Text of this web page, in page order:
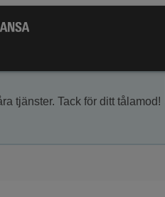
tjänster. Tack för ditt tålamod!